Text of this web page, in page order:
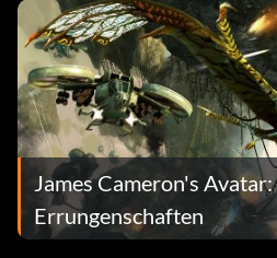
James Cameron's
Errungenschaften